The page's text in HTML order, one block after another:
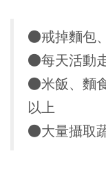
●戒掉麵包
●每天活動
●米飯、麵
以上
●大量攝取